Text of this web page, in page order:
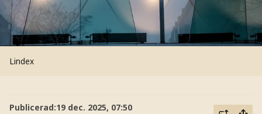
Lindex
Publicerad:19 dec. 2025, 07:50